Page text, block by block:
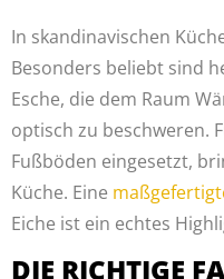
In skandinavischen
Besonders beliebt sind
Esche, die dem Raum
optisch zu beschweren.
Fußböden eingesetzt,
Küche. Eine
Eiche ist ein echtes
DIE RICHTIGE